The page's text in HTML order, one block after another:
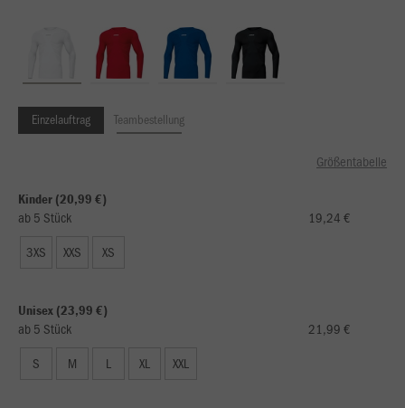
Einzelauftrag Teambestellung
Größentabelle
Kinder (20,99 €)
ab 5 Stück
19,24 €
3XS
XXS XS
Unisex (23,99 €)
ab 5 Stück
21,99 €
S
M L XL XXL